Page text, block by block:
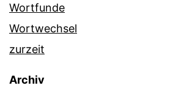
Wortfunde
Wortwechsel
zurzeit
Archiv